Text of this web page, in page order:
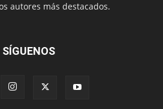
autores más destacados.
SÍGUENOS